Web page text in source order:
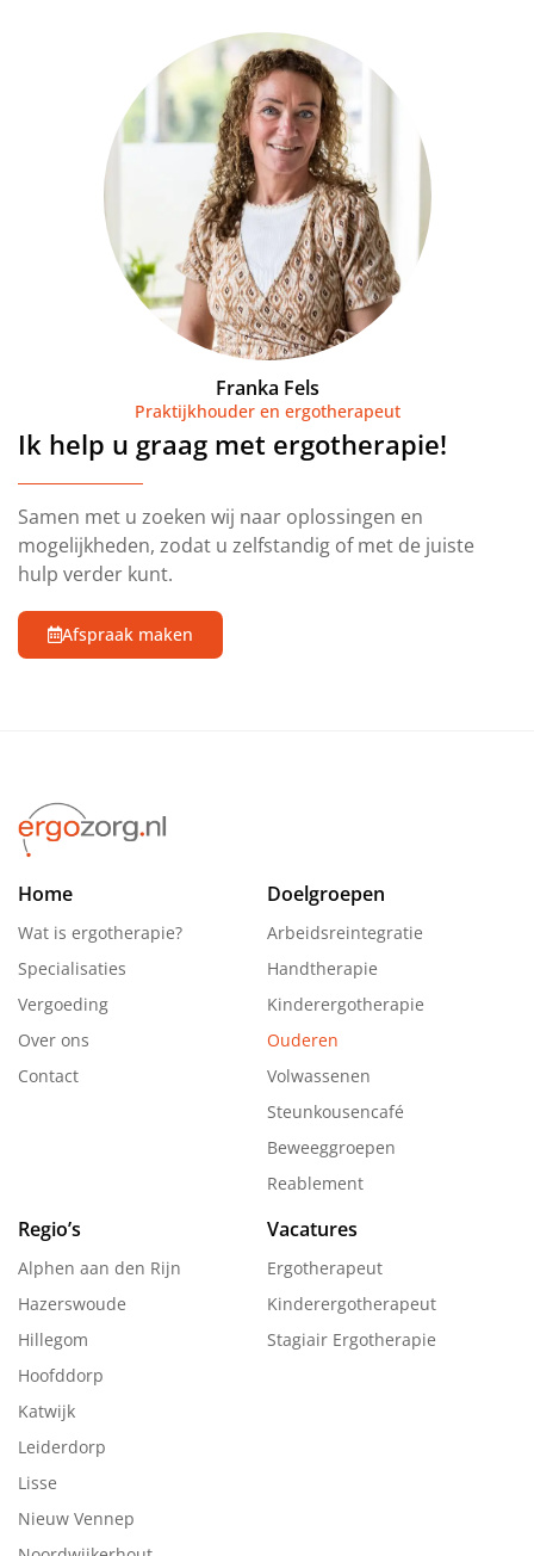
Franka Fels
Praktijkhouder en ergotherapeut
Ik help u graag met ergotherapie!
Samen met u zoeken wij naar oplossingen en
mogelijkheden, zodat u zelfstandig of met de juiste
hulp verder kunt.
Afspraak maken
Home
Wat is ergotherapie?
Specialisaties
Vergoeding
Over ons
Contact
Doelgroepen
Arbeidsreintegratie
Handtherapie
Kinderergotherapie
Ouderen
Volwassenen
Steunkousencafé
Beweeggroepen
Reablement
Regio’s
Alphen aan den Rijn
Hazerswoude
Hillegom
Hoofddorp
Katwijk
Leiderdorp
Lisse
Nieuw Vennep
Vacatures
Ergotherapeut
Kinderergotherapeut
Stagiair Ergotherapie